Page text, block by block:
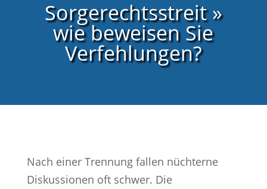
Sorgerechtsstreit »
wie beweisen Sie
Verfehlungen?
Nach einer Trennung fallen nüchterne
Diskussionen oft schwer. Die